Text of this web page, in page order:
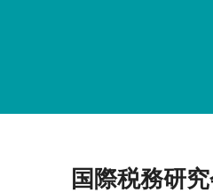
国際税務研